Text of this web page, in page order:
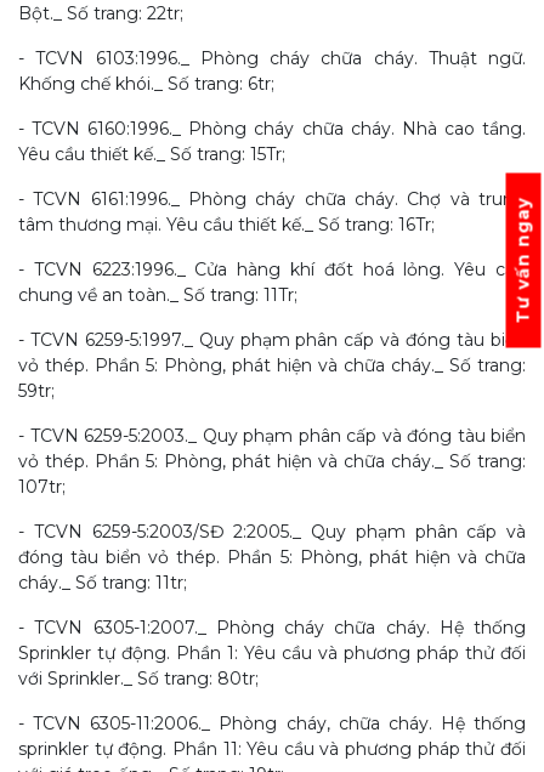
Bột._ Số trang: 22tr;
- TCVN 6103:1996._ Phòng cháy chữa cháy. Thuật ngữ.
Khống chế khói._ Số trang: 6tr;
- TCVN 6160:1996._ Phòng cháy chữa cháy. Nhà cao tầng.
Yêu cầu thiết kế._ Số trang: 15Tr;
- TCVN 6161:1996._ Phòng cháy chữa cháy. Chợ và trung
tâm thương mại. Yêu cầu thiết kế._ Số trang: 16Tr;
- TCVN 6223:1996._ Cửa hàng khí đốt hoá lỏng. Yêu cầu
chung về an toàn._ Số trang: 11Tr;
- TCVN 6259-5:1997._ Quy phạm phân cấp và đóng tàu biển
vỏ thép. Phần 5: Phòng, phát hiện và chữa cháy._ Số trang:
59tr;
- TCVN 6259-5:2003._ Quy phạm phân cấp và đóng tàu biển
vỏ thép. Phần 5: Phòng, phát hiện và chữa cháy._ Số trang:
107tr;
- TCVN 6259-5:2003/SĐ 2:2005._ Quy phạm phân cấp và
đóng tàu biển vỏ thép. Phần 5: Phòng, phát hiện và chữa
cháy._ Số trang: 11tr;
- TCVN 6305-1:2007._ Phòng cháy chữa cháy. Hệ thống
Sprinkler tự động. Phần 1: Yêu cầu và phương pháp thử đối
với Sprinkler._ Số trang: 80tr;
- TCVN 6305-11:2006._ Phòng cháy, chữa cháy. Hệ thống
sprinkler tự động. Phần 11: Yêu cầu và phương pháp thử đối
Tư vấn ngay